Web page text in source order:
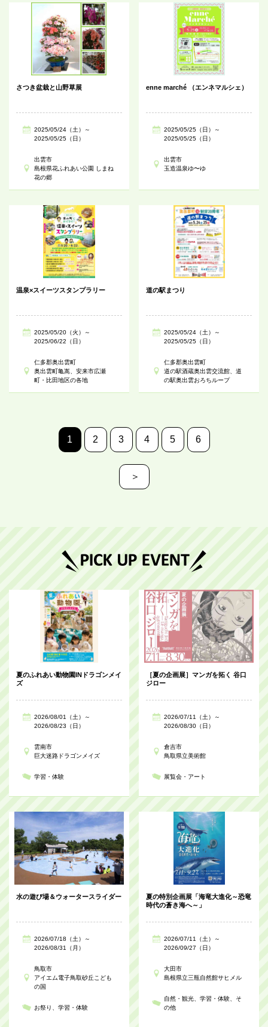
さつき盆栽と山野草展
2025/05/24（土）～
2025/05/25（日）
出雲市
島根県花ふれあい公園 しまね
花の郷
enne marché （エンネマルシェ）
2025/05/25（日）～
2025/05/25（日）
出雲市
玉造温泉ゆ〜ゆ
温泉×スイーツスタンプラリー
2025/05/20（火）～
2025/06/22（日）
仁多郡奥出雲町
奥出雲町亀嵩、安来市広瀬
町・比田地区の各地
道の駅まつり
2025/05/24（土）～
2025/05/25（日）
仁多郡奥出雲町
道の駅酒蔵奥出雲交流館、道
の駅奥出雲おろちループ
1 2 3 4 5 6
＞
夏のふれあい動物園INドラゴンメイ
ズ
2026/08/01（土）～
2026/08/23（日）
雲南市
巨大迷路ドラゴンメイズ
学習・体験
［夏の企画展］マンガを拓く 谷口
ジロー
2026/07/11（土）～
2026/08/30（日）
倉吉市
鳥取県立美術館
展覧会・アート
水の遊び場＆ウォータースライダー
2026/07/18（土）～
2026/08/31（月）
鳥取市
アイエム電子鳥取砂丘こども
の国
お祭り 学習・体験
夏の特別企画展「海竜大進化～恐竜
時代の蒼き海へ～」
2026/07/11（土）～
2026/09/27（日）
大田市
島根県立三瓶自然館サヒメル
自然・観光 学習・体験
そ
の他